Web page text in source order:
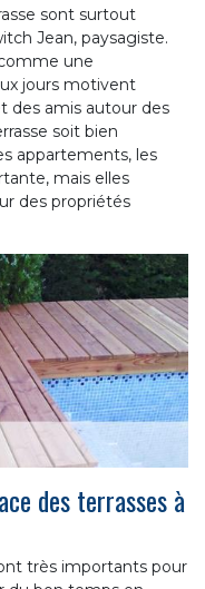
sont surtout
Jean, paysagiste.
une
jours motivent
des amis autour des
soit bien
appartements, les
mais elles
des propriétés
des terrasses à
très importants pour